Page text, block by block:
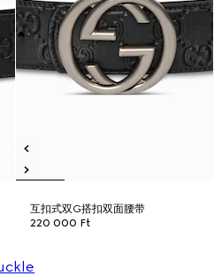
互扣式双G搭扣双面腰带
220 000 Ft